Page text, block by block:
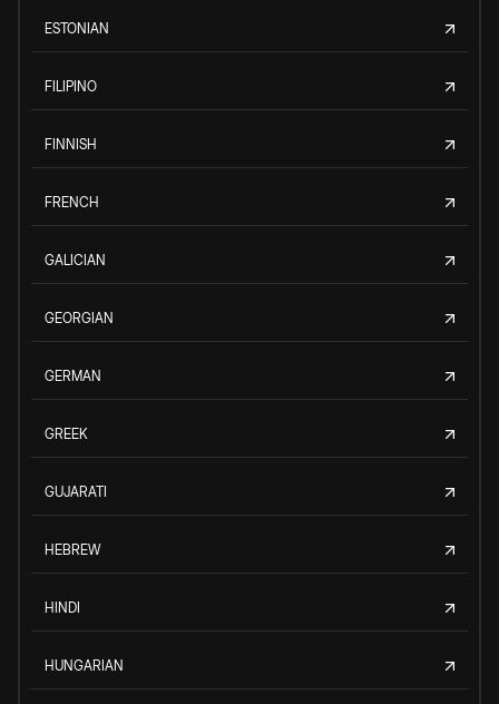
ESTONIAN
FILIPINO
FINNISH
FRENCH
GALICIAN
GEORGIAN
GERMAN
GREEK
GUJARATI
HEBREW
HINDI
HUNGARIAN